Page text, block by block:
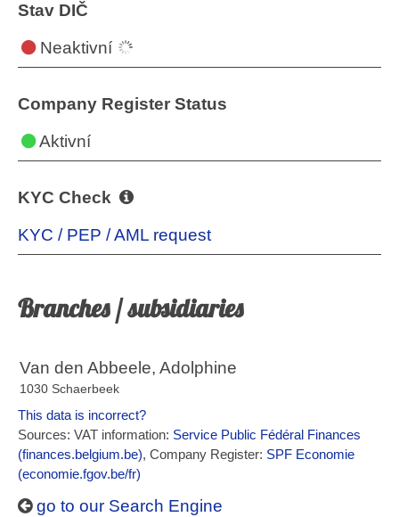
Stav DIČ
Neaktivní
Company Register Status
Aktivní
KYC Check
KYC / PEP / AML request
Branches / subsidiaries
Van den Abbeele, Adolphine
1030 Schaerbeek
This data is incorrect?
Sources: VAT information: Service Public Fédéral Finances
(finances.belgium.be), Company Register: SPF Economie
(economie.fgov.be/fr)
go to our Search Engine